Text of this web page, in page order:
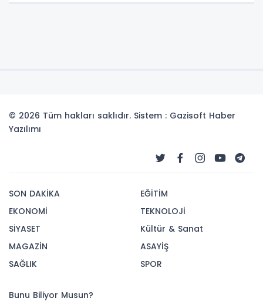
© 2026 Tüm hakları saklıdır. Sistem : Gazisoft Haber
Yazılımı
SON DAKİKA
EKONOMİ
SİYASET
MAGAZİN
SAĞLIK
EĞİTİM
TEKNOLOJİ
Kültür & Sanat
ASAYİŞ
SPOR
Bunu Biliyor Musun?